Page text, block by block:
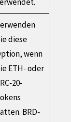
diese
wenn
ETH- oder
20-
BRD-